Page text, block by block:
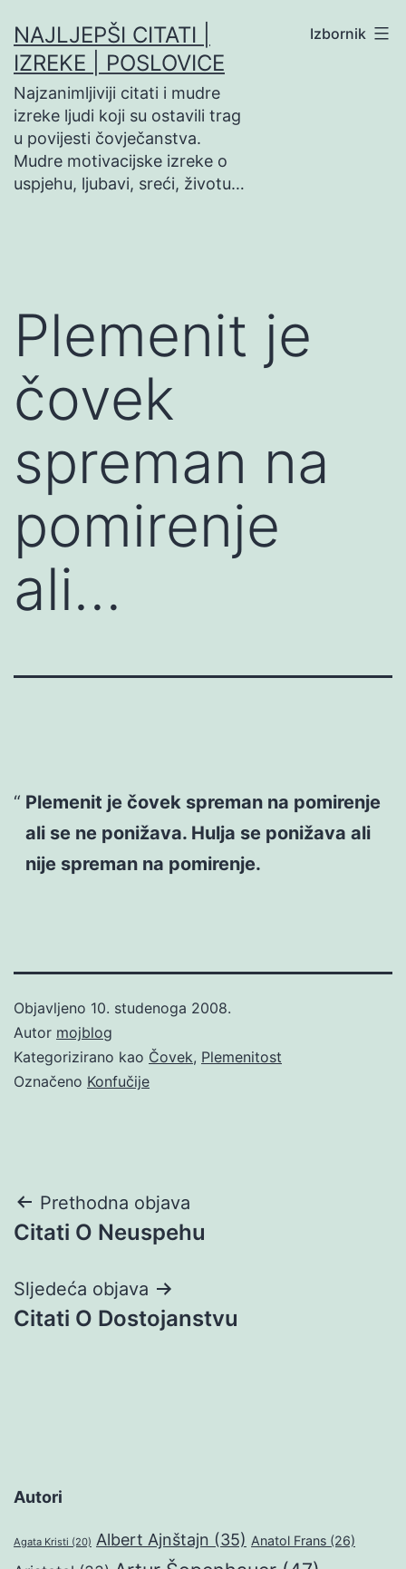
na
sadržaj
NAJLJEPŠI CITATI |
IZREKE | POSLOVICE
Najzanimljiviji citati i mudre
izreke ljudi koji su ostavili trag
u povijesti čovječanstva.
Mudre motivacijske izreke o
uspjehu, ljubavi, sreći, životu…
Izbornik
Plemenit je
čovek
spreman na
pomirenje
ali…
Plemenit je čovek spreman na pomirenje
ali se ne ponižava. Hulja se ponižava ali
nije spreman na pomirenje.
Objavljeno 10. studenoga 2008.
Autor mojblog
Kategorizirano kao Čovek, Plemenitost
Označeno Konfučije
Navigacija
objava
Prethodna objava
Citati O Neuspehu
Sljedeća objava
Citati O Dostojanstvu
Autori
Agata Kristi (20) Albert Ajnštajn (35) Anatol Frans (26)